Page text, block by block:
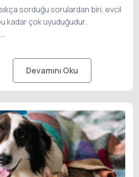
sorduğu sorulardan biri, evcil
kadar çok uyuduğudur.
Devamını Oku